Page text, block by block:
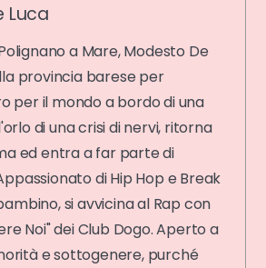
Luca
a Mare, Modesto De
provincia barese per
per il mondo a bordo di una
di una crisi di nervi, ritorna
ed entra a far parte di
di Hip Hop e Break
si avvicina al Rap con
Noi" dei Club Dogo. Aperto a
e sottogenere, purché